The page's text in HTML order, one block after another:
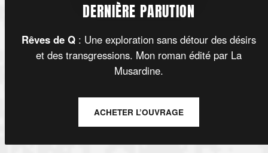
DERNIÈRE PARUTION
Rêves de Q : Une exploration sans détour des désirs
et des transgressions. Mon roman édité par La
Musardine.
ACHETER L’OUVRAGE